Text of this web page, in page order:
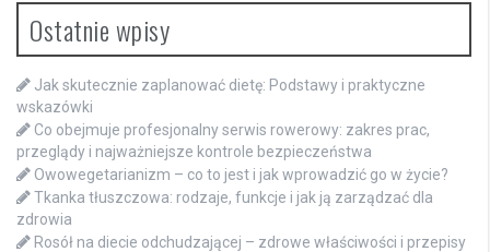
Ostatnie wpisy
Jak skutecznie zaplanować dietę: Podstawy i praktyczne
wskazówki
Co obejmuje profesjonalny serwis rowerowy: zakres prac,
przeglądy i najważniejsze kontrole bezpieczeństwa
Owowegetarianizm – co to jest i jak wprowadzić go w życie?
Tkanka tłuszczowa: rodzaje, funkcje i jak ją zarządzać dla
zdrowia
Rosół na diecie odchudzającej – zdrowe właściwości i przepisy